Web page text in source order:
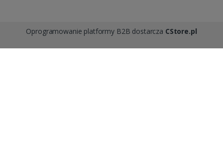
Oprogramowanie platformy B2B dostarcza CStore.pl